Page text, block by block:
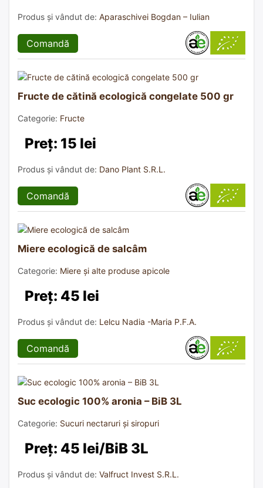
Produs și vândut de: Aparaschivei Bogdan – Iulian
Comandă
Fructe de cătină ecologică congelate 500 gr
Categorie: Fructe
Preț: 15 lei
Produs și vândut de: Dano Plant S.R.L.
Comandă
Miere ecologică de salcâm
Categorie: Miere și alte produse apicole
Preț: 45 lei
Produs și vândut de: Lelcu Nadia -Maria P.F.A.
Comandă
Suc ecologic 100% aronia – BiB 3L
Categorie: Sucuri nectaruri și siropuri
Preț: 45 lei/BiB 3L
Produs și vândut de: Valfruct Invest S.R.L.